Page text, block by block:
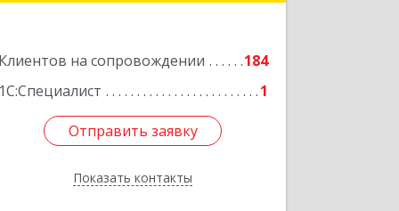
Клиентов на сопровождении
184
1С:Специалист
1
Отправить заявку
Показать контакты
Отправить заявку
Назад